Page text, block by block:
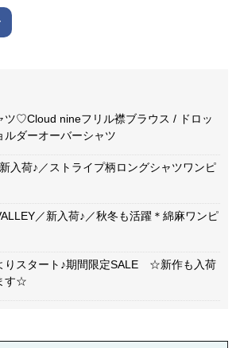
ツ♡Cloud nineフリル襟ブラウス / ドロッ
ルダーオーバーシャツ
入荷♪／ストライプ柄ロングシャツワンピ
／新入荷♪／秋冬も活躍＊綿麻ワンピ
りスタート♪期間限定SALE ☆新作も入荷
す☆